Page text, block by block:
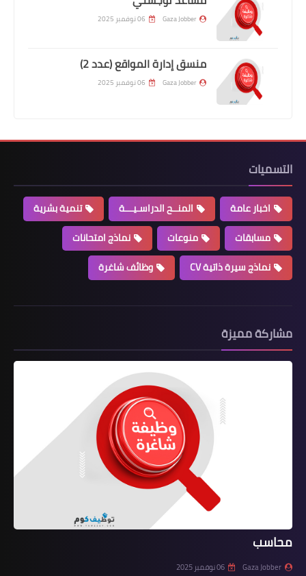
Gaza Jobber 06 نوفمبر 2025
منسق إدارة المواقع (عدد 2)
Gaza Jobber 06 نوفمبر 2025
التسميات
اخبار عامة المنــح الدراسـيـــة
تنمية بشرية
مسابقات
منوعات
نماذج امتحانات
نماذج سيرة ذاتية CV
وظائف شاغرة
مشاركة مميزة
محاسب
Gaza Jobber 06 نوفمبر 2025